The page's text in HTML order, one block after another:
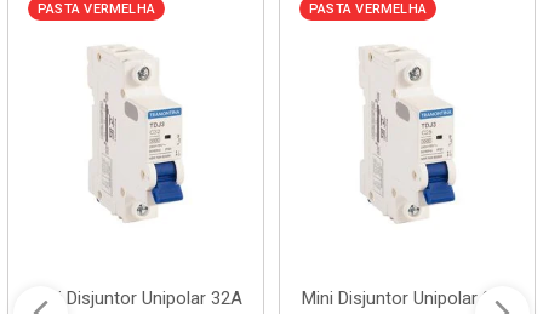
PASTA VERMELHA
Mini Disjuntor Unipolar 32A
PASTA VERMELHA
Mini Disjuntor Unipolar 25A